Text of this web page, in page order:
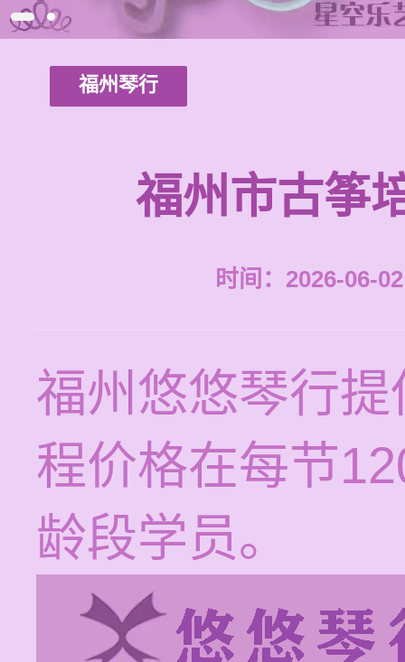
福州琴行
福州市古筝
时间：2026-06-
福州悠悠琴行
程价格在每节
龄段学员。